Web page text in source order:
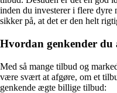
inden du investerer i flere dyre
sikker på, at det er den helt
Hvordan genkender
Med så mange tilbud og
være svært at afgøre, om et
genkende ægte billige tilbud: